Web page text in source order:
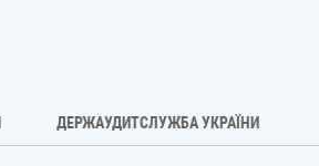
ДЕРЖАУДИТСЛУЖБА УКРАЇНИ